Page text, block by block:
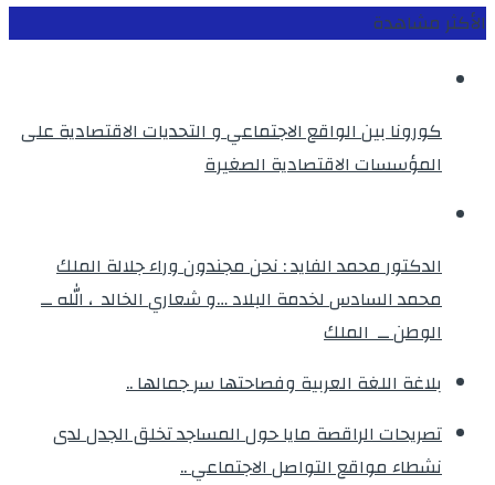
الأكثر مشاهدة
كورونا بين الواقع الاجتماعي و التحديات الاقتصادية على
المؤسسات الاقتصادية الصغيرة
الدكتور محمد الفايد : نحن مجندون وراء جلالة الملك
محمد السادس لخدمة البلاد …و شعاري الخالد ، الله ــ
الوطن ــ الملك
بلاغة اللغة العربية وفصاحتها سر جمالها ..
تصريحات الراقصة مايا حول المساجد تخلق الجدل لدى
نشطاء مواقع التواصل الاجتماعي ..